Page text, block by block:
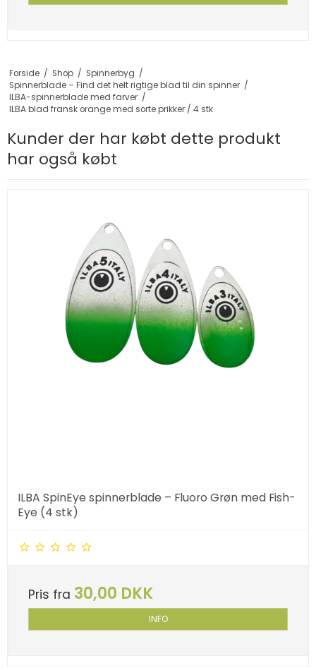
Forside / Shop / Spinnerbyg /
Spinnerblade – Find det helt rigtige blad til din spinner /
ILBA-spinnerblade med farver /
ILBA blad fransk orange med sorte prikker / 4 stk
Kunder der har købt dette produkt
har også købt
ILBA SpinEye spinnerblade – Fluoro Grøn med Fish-
Eye (4 stk)
Pris fra 30,00 DKK
INFO